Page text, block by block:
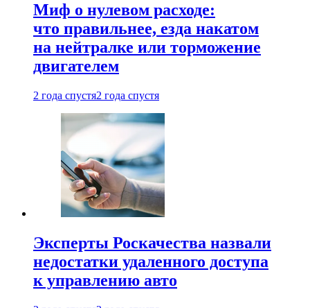
Миф о нулевом расходе:
что правильнее, езда накатом
на нейтралке или торможение
двигателем
2 года спустя2 года спустя
Эксперты Роскачества назвали
недостатки удаленного доступа
к управлению авто